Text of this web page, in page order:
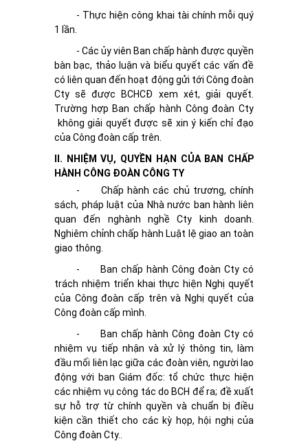
- Thực hiện công khai tài chính mỗi quý
1 lần.
- Các ủy viên Ban chấp hành được quyền
bàn bạc, thảo luận và biểu quyết các vấn đề
có liên quan đến hoạt động gửi tới Công đoàn
Cty sẽ được BCHCĐ xem xét, giải quyết.
Trường hợp Ban chấp hành Công đoàn Cty
không giải quyết được sẽ xin ý kiến chỉ đạo
của Công đoàn cấp trên.
II. NHIỆM VỤ, QUYỀN HẠN CỦA BAN CHẤP
HÀNH CÔNG ĐOÀN CÔNG TY
-
Chấp hành các chủ trương, chính
sách, pháp luật của Nhà nước ban hành liên
quan đến nghành nghề Cty kinh doanh.
Nghiêm chỉnh chấp hành Luật lệ giao an toàn
giao thông.
-
Ban chấp hành Công đoàn Cty có
trách nhiệm triển khai thực hiện Nghị quyết
của Công đoàn cấp trên và Nghị quyết của
Công đoàn cấp mình.
-
Ban chấp hành Công đoàn Cty có
nhiệm vụ tiếp nhận và xử lý thông tin, làm
đầu mối liên lạc giữa các đoàn viên, người lao
động với ban Giám đốc: tổ chức thực hiện
các nhiệm vụ công tác do BCH để ra; đề xuất
sự hỗ trợ từ chính quyền và chuẩn bị điều
kiện cần thiết cho các kỳ họp, hội nghị của
Công đoàn Cty..